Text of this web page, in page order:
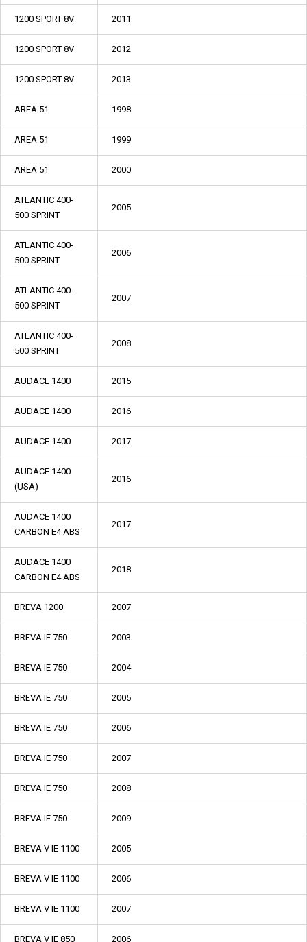
1200 SPORT 8V 2011
1200 SPORT 8V 2012
1200 SPORT 8V 2013
AREA 51 1998
AREA 51 1999
AREA 51 2000
ATLANTIC 400-
500 SPRINT
2005
ATLANTIC 400-
500 SPRINT
2006
ATLANTIC 400-
500 SPRINT
2007
ATLANTIC 400-
500 SPRINT
2008
AUDACE 1400 2015
AUDACE 1400 2016
AUDACE 1400 2017
AUDACE 1400
(USA)
2016
AUDACE 1400
CARBON E4 ABS
2017
AUDACE 1400
CARBON E4 ABS
2018
BREVA 1200 2007
BREVA IE 750 2003
BREVA IE 750 2004
BREVA IE 750 2005
BREVA IE 750 2006
BREVA IE 750 2007
BREVA IE 750 2008
BREVA IE 750 2009
BREVA V IE 1100 2005
BREVA V IE 1100 2006
BREVA V IE 1100 2007
BREVA V IE 850 2006